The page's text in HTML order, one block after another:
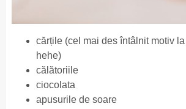
cărțile (cel mai des întâlnit motiv
hehe)
călătoriile
ciocolata
apusurile de soare